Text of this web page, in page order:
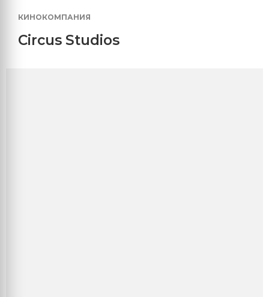
КИНОКОМПАНИЯ
Circus Studios